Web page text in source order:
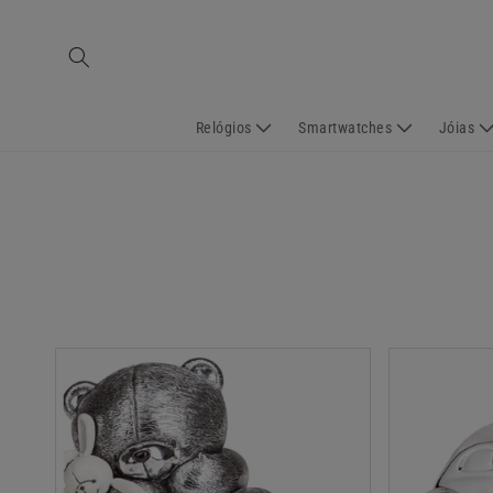
conteúdo
Relógios Smartwatches Jóias